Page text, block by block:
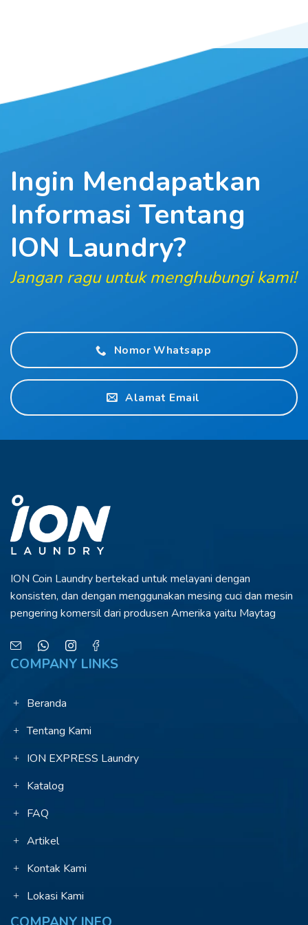
Ingin Mendapatkan
Informasi Tentang
ION Laundry?
Jangan ragu untuk menghubungi kami!
Nomor Whatsapp
Alamat Email
ION Coin Laundry bertekad untuk melayani dengan
konsisten, dan dengan menggunakan mesing cuci dan mesin
pengering komersil dari produsen Amerika yaitu Maytag
COMPANY LINKS
Beranda
Tentang Kami
ION EXPRESS Laundry
Katalog
FAQ
Artikel
Kontak Kami
Lokasi Kami